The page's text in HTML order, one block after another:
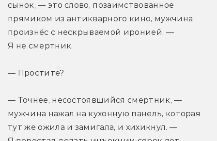
сынок, — это слово, позаимствованное
прямиком из антикварного кино, мужчина
произнёс с нескрываемой иронией. —
Я не смертник.
— Простите?
— Точнее, несостоявшийся смертник, —
мужчина нажал на кухонную панель, которая
тут же ожила и замигала, и хихикнул. —